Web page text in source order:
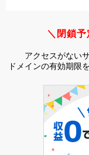
＼閉鎖
アクセスがない
ドメインの有効期限